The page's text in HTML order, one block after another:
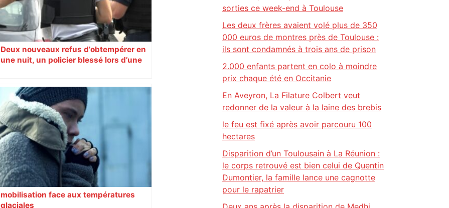
Deux nouveaux refus d’obtempérer en
une nuit, un policier blessé lors d’une
mobilisation face aux températures
glaciales
sorties ce week-end à Toulouse
Les deux frères avaient volé plus de 350
000 euros de montres près de Toulouse :
ils sont condamnés à trois ans de prison
2.000 enfants partent en colo à moindre
prix chaque été en Occitanie
En Aveyron, La Filature Colbert veut
redonner de la valeur à la laine des brebis
le feu est fixé après avoir parcouru 100
hectares
Disparition d’un Toulousain à La Réunion :
le corps retrouvé est bien celui de Quentin
Dumontier, la famille lance une cagnotte
pour le rapatrier